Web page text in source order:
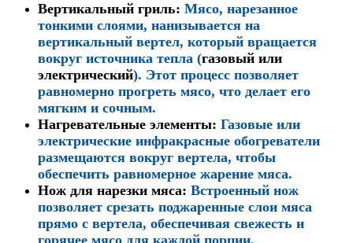
Вертикальный гриль: Мясо, нарезанное
тонкими слоями, нанизывается на
вертикальный вертел, который вращается
вокруг источника тепла (газовый или
электрический). Этот процесс позволяет
равномерно прогреть мясо, что делает его
мягким и сочным.
Нагревательные элементы: Газовые или
электрические инфракрасные обогреватели
размещаются вокруг вертела, чтобы
обеспечить равномерное жарение мяса.
Нож для нарезки мяса: Встроенный нож
позволяет срезать поджаренные слои мяса
прямо с вертела, обеспечивая свежесть и